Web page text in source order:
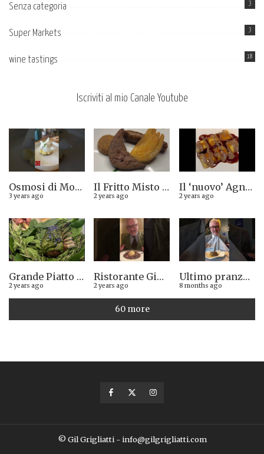
Senza categoria 3
Super Markets 3
wine tastings 18
Iscriviti al mio Canale Youtube
Osmosi di Montepulciano nuova stella Michelin. Avevamo visto lungo il 14.08.2023
3 years ago
Il Fritto Misto del Centro di Priocca
2 years ago
Il ‘nuovo’ Agnolotto di Torino del Mago Rabin
2 years ago
Grande Piatto al rist. Quintilio di Altare SV: Carrè di agnello in crosta di erbe aromatiche liguri
2 years ago
Ristorante Giglio di Lucca. Stella Michelin sì o no?
2 years ago
Ultimo pranzo torinese al ristorante Casa Vicina. 13/12/2025
8 months ago
60 more
© Gil Grigliatti - info@gilgrigliatti.com